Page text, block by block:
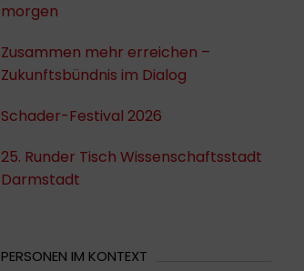
morgen
Zusammen mehr erreichen –
Zukunftsbündnis im Dialog
Schader-Festival 2026
25. Runder Tisch Wissenschaftsstadt
Darmstadt
PERSONEN IM KONTEXT